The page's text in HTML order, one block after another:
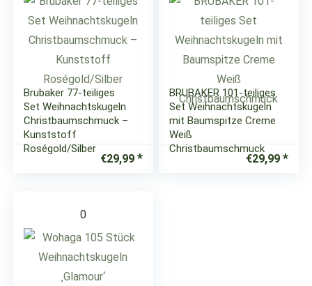
Brubaker 77-teiliges
Set Weihnachtskugeln
Christbaumschmuck –
Kunststoff
Roségold/Silber
€29,99
BRUBAKER 101-teiliges
Set Weihnachtskugeln
mit Baumspitze Creme
Weiß
Christbaumschmuck
€29,99
0